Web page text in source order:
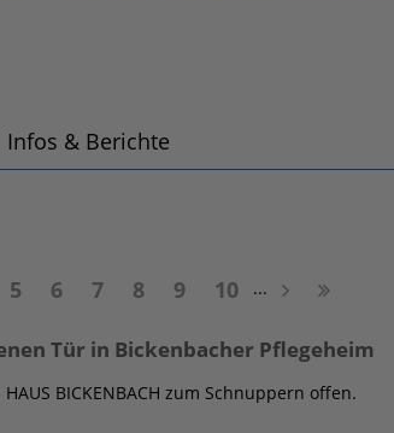
Infos & Berichte
5 6 7 8 9 10 ...
Tür in Bickenbacher Pflegeheim
BICKENBACH zum Schnuppern offen.